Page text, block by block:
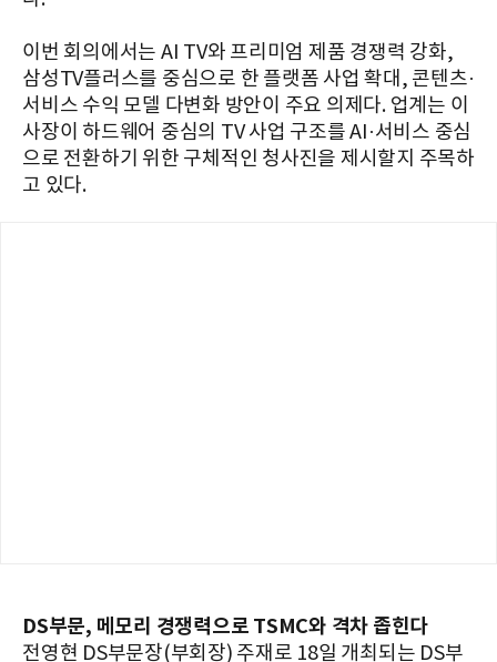
이번 회의에서는 AI TV와 프리미엄 제품 경쟁력 강화,
삼성TV플러스를 중심으로 한 플랫폼 사업 확대, 콘텐츠·
서비스 수익 모델 다변화 방안이 주요 의제다. 업계는 이
사장이 하드웨어 중심의 TV 사업 구조를 AI·서비스 중심
으로 전환하기 위한 구체적인 청사진을 제시할지 주목하
고 있다.
DS부문, 메모리 경쟁력으로 TSMC와 격차 좁힌다
전영현 DS부문장(부회장) 주재로 18일 개최되는 DS부